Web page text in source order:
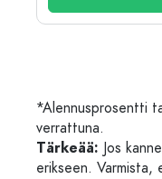
*Alennusprosentti
verrattuna.
Tärkeää: Jos
erikseen.